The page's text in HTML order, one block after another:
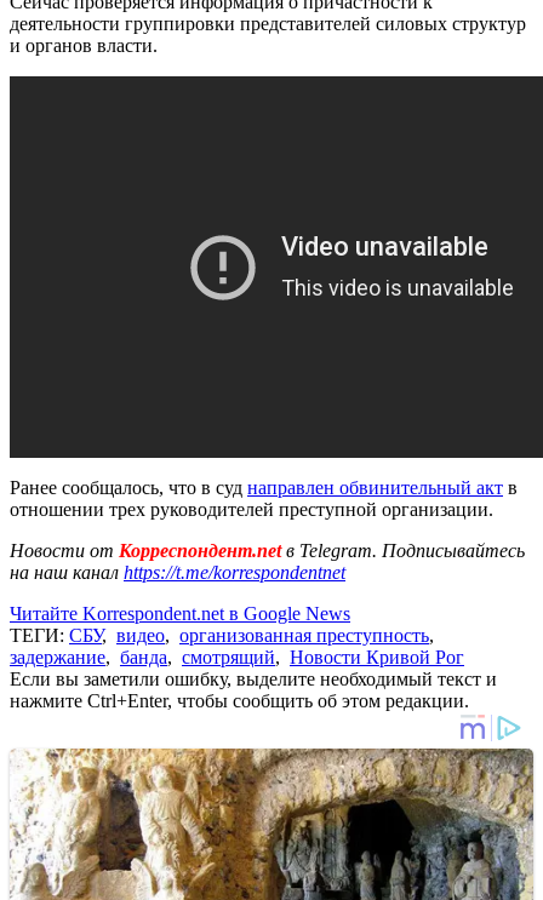
деятельности группировки представителей силовых структур
и органов власти.
Ранее сообщалось, что в суд направлен обвинительный акт в
отношении трех руководителей преступной организации.
Новости от Корреспондент.netв Telegram. Подписывайтесь
на наш канал https://t.me/korrespondentnet
Читайте Korrespondent.net в Google News
ТЕГИ: СБУ, видео, организованная преступность,
задержание, банда, смотрящий, Новости Кривой Рог
Если вы заметили ошибку, выделите необходимый текст и
нажмите Ctrl+Enter, чтобы сообщить об этом редакции.